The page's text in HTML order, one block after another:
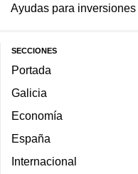
Ayudas para inversiones
SECCIONES
Portada
Galicia
Economía
España
Internacional